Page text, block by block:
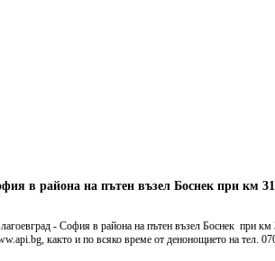
в района на пътен възел Боснек при км
- София в района на пътен възел Боснек при
както и по всяко време от денонощието на тел.